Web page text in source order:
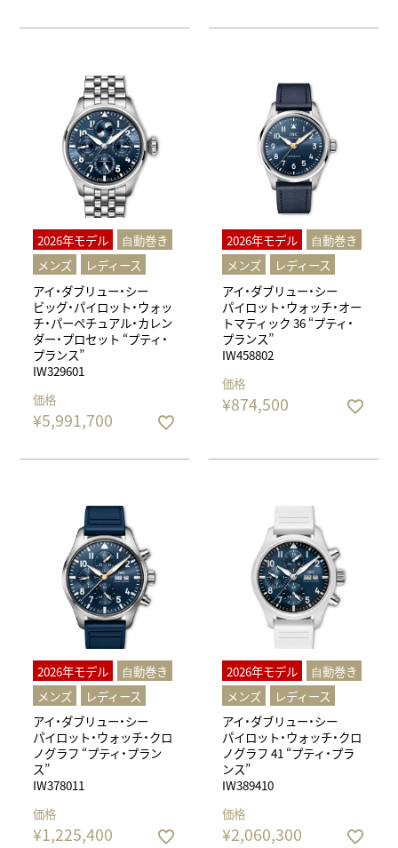
2026年モデル
⾃動巻き
メンズ
レディース
アイ・ダブリュー・シー
ビッグ・パイロット・ウォッ
チ・パーペチュアル・カレン
ダー・プロセット “プティ・
プランス”
IW329601
価格
¥5,991,700
2026年モデル
⾃動巻き
メンズ
レディース
アイ・ダブリュー・シー
パイロット・ウォッチ・オー
トマティック 36 “プティ・
プランス”
IW458802
価格
¥874,500
2026年モデル
⾃動巻き
メンズ
レディース
アイ・ダブリュー・シー
パイロット・ウォッチ・クロ
ノグラフ “プティ・プラン
ス”
IW378011
価格
¥1,225,400
2026年モデル
⾃動巻き
メンズ
レディース
アイ・ダブリュー・シー
パイロット・ウォッチ・クロ
ノグラフ 41 “プティ・プラ
ンス”
IW389410
価格
¥2,060,300